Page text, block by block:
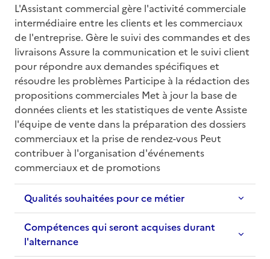
L'Assistant commercial gère l'activité commerciale
intermédiaire entre les clients et les commerciaux
de l'entreprise. Gère le suivi des commandes et des
livraisons Assure la communication et le suivi client
pour répondre aux demandes spécifiques et
résoudre les problèmes Participe à la rédaction des
propositions commerciales Met à jour la base de
données clients et les statistiques de vente Assiste
l'équipe de vente dans la préparation des dossiers
commerciaux et la prise de rendez-vous Peut
contribuer à l'organisation d'événements
commerciaux et de promotions
Qualités souhaitées pour ce métier
Compétences qui seront acquises durant
l'alternance